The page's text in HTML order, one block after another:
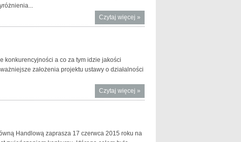
Czytaj więcej o Konkurs
„Finansoaktywni.
»
konkurencyjności a co za tym idzie jakości
założenia projektu ustawy o działalności
Czytaj więcej o Większa
stabilność
»
Handlową zaprasza 17 czerwca 2015 roku na